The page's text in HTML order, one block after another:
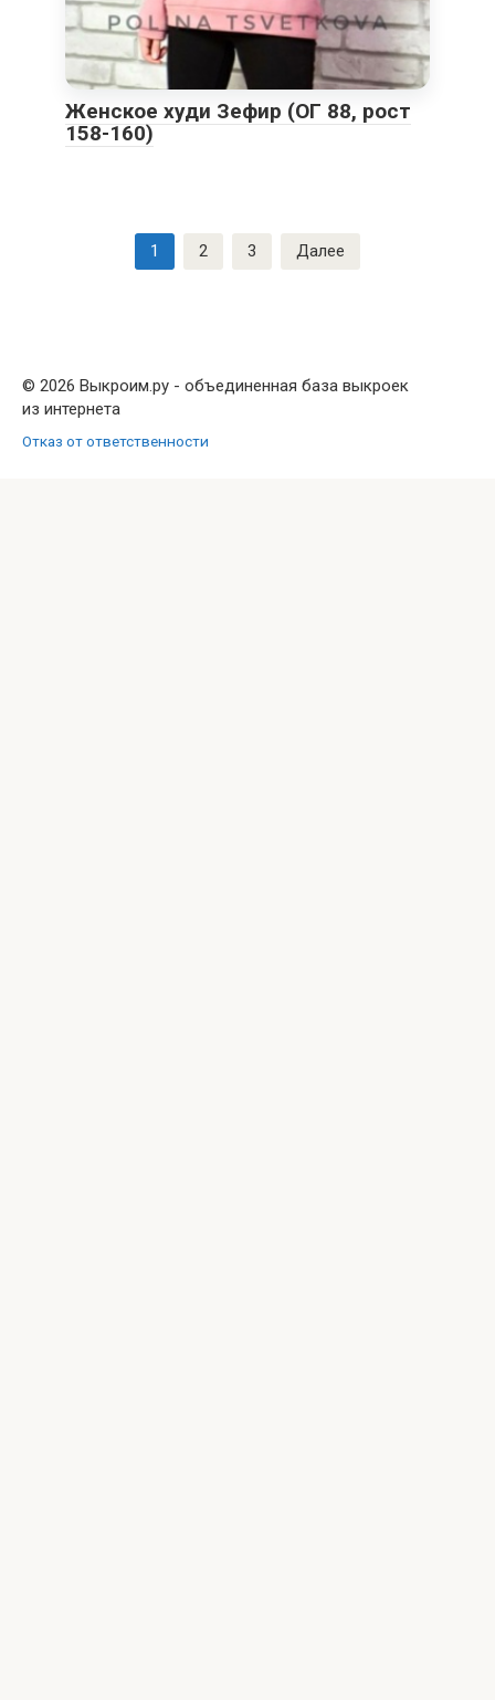
Женское худи Зефир (ОГ 88, рост
158-160)
1 2 3 Далее
© 2026 Выкроим.ру - объединенная база выкроек
из интернета
Отказ от ответственности